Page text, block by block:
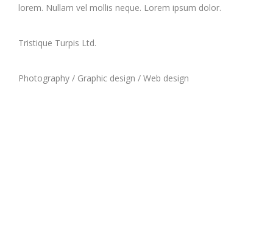
lorem. Nullam vel mollis neque. Lorem ipsum dolor.
Tristique Turpis Ltd.
Photography / Graphic design / Web design